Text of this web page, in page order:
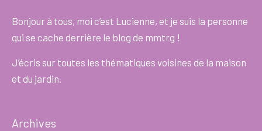
Bonjour à tous, moi c’est Lucienne, et je suis la personne
qui se cache derrière le blog de mmtrg !
J’écris sur toutes les thématiques voisines de la maison
et du jardin.
Archives